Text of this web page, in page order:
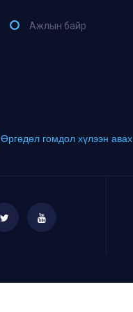
Ажлын байр
Өргөдөл гомдол хүлээн авах